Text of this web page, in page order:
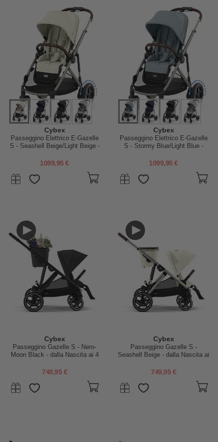
Cybex
Passeggino Elettrico E-Gazelle
S - Seashell Beige/Light Beige -
Multifunzionale
1099,95 €
Cybex
Passeggino Elettrico E-Gazelle
S - Stormy Blue/Light Blue -
Multifunzionale
1099,95 €
Cybex
Passeggino Gazelle S - Nero-
Moon Black - dalla Nascita ai 4
749,95 €
Cybex
Passeggino Gazelle S -
Seashell Beige - dalla Nascita ai
749,95 €